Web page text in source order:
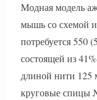
Модная модель
мышь со схемой
потребуется 550
состоящей из
длиной нити 125
круговые спицы